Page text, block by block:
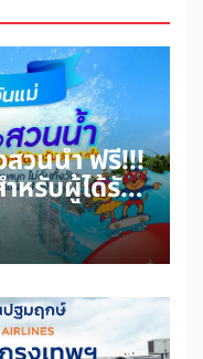
สวนน้ำ ฟรี!!!
หรับผู้ได้รับ
และผู้ถือ
เพิ่มเพียง
น้ำและสวน